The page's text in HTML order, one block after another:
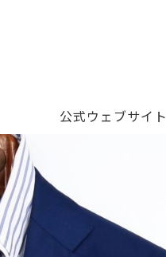
公式ウェブサイト